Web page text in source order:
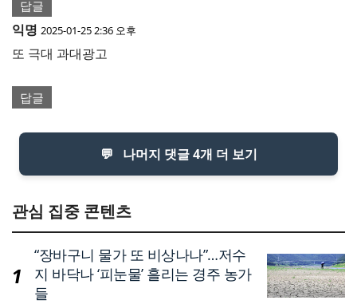
답글
익명 2025-01-25 2:36 오후
또 극대 과대광고
답글
💬 나머지 댓글 4개 더 보기
관심 집중 콘텐츠
“장바구니 물가 또 비상나나”…저수
지 바닥나 ‘피눈물’ 흘리는 경주 농가
들